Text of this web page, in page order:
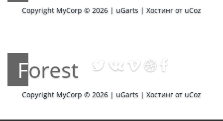
Copyright MyCorp © 2026 | uGarts | Хостинг от uCoz
Forest
Copyright MyCorp © 2026 | uGarts | Хостинг от uCoz